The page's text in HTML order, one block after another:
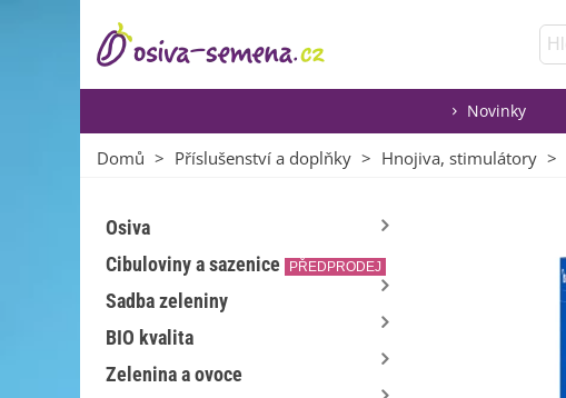
Novinky
Domů > Příslušenství a doplňky > Hnojiva, stimulátory >
Osiva
Cibuloviny a sazenice
PŘEDPRODEJ
Sadba zeleniny
BIO kvalita
Zelenina a ovoce